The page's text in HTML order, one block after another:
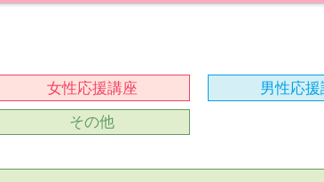
女性応援講座 男性応援
その他